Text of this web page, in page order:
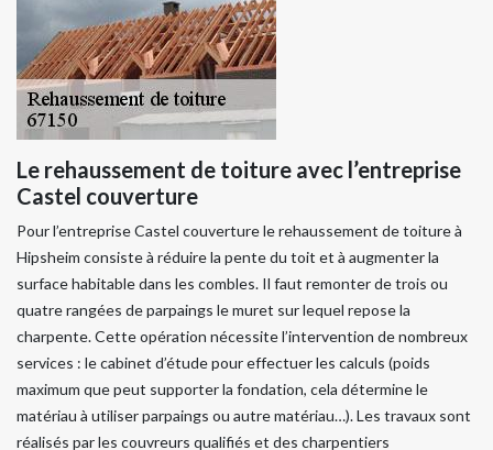
Le rehaussement de toiture avec l’entreprise
Castel couverture
Pour l’entreprise Castel couverture le rehaussement de toiture à
Hipsheim consiste à réduire la pente du toit et à augmenter la
surface habitable dans les combles. Il faut remonter de trois ou
quatre rangées de parpaings le muret sur lequel repose la
charpente. Cette opération nécessite l’intervention de nombreux
services : le cabinet d’étude pour effectuer les calculs (poids
maximum que peut supporter la fondation, cela détermine le
matériau à utiliser parpaings ou autre matériau…). Les travaux sont
réalisés par les couvreurs qualifiés et des charpentiers